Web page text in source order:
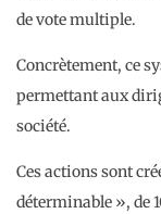
de vote multiple.
Concrètement, ce
permettant aux
société.
Ces actions sont
déterminable », de